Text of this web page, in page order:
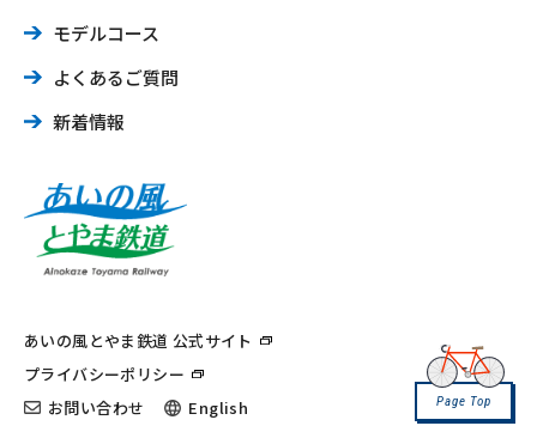
モデルコース
よくあるご質問
新着情報
あいの風とやま鉄道 公式サイト
プライバシーポリシー
お問い合わせ
English Page Top